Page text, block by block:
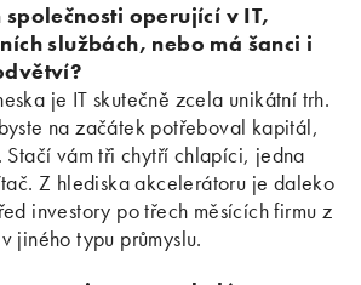
operující v IT,
službách, nebo má šanci i
je IT skutečně zcela unikátní trh.
na začátek potřeboval kapitál,
Stačí vám tři chytří chlapíci, jedna
Z hlediska akcelerátoru je daleko
investory po třech měsících firmu z
jiného typu průmyslu.